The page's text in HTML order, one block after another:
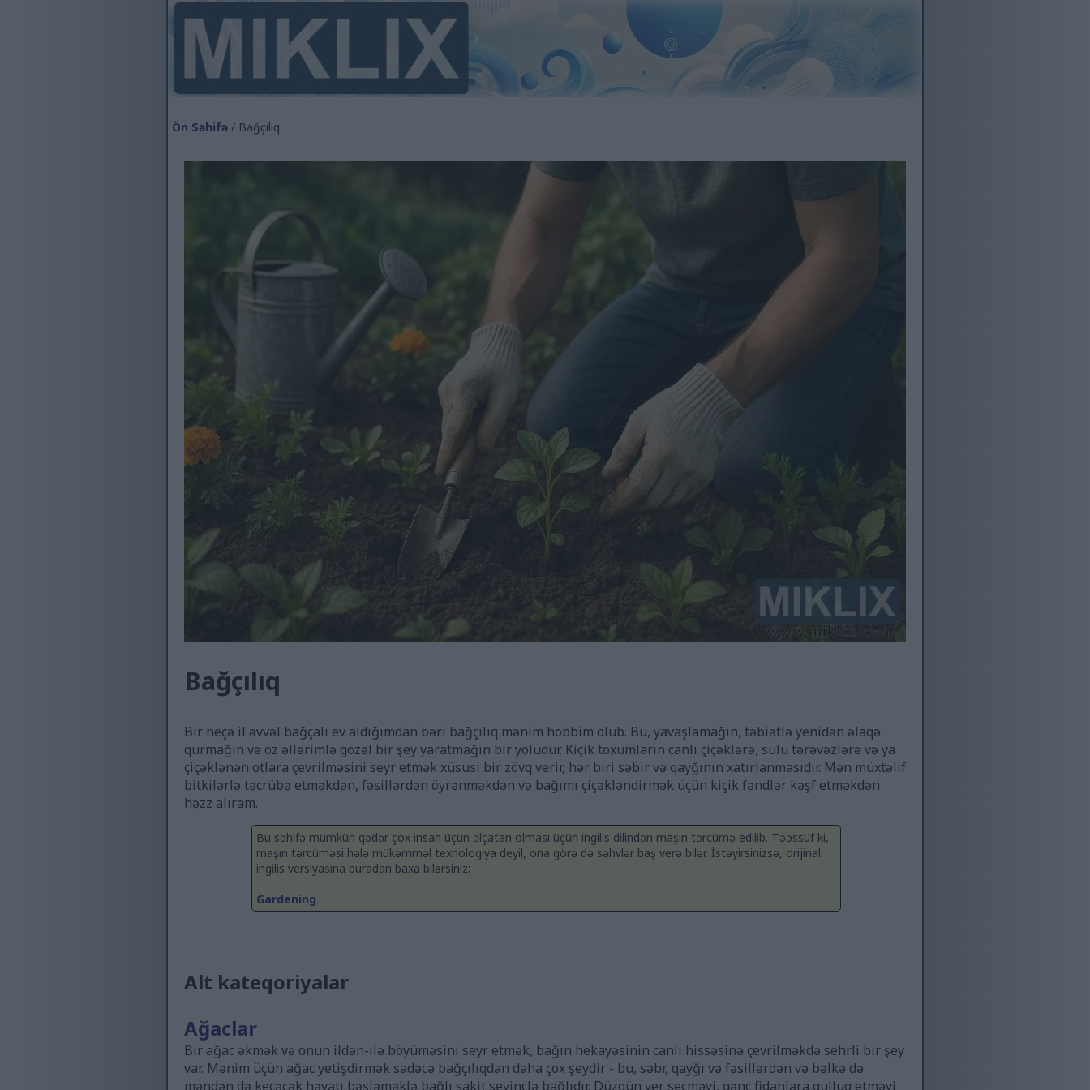
Ön Səhifə / Bağçılıq
Bağçılıq
Bir neçə il əvvəl bağçalı ev aldığımdan bəri bağçılıq mənim hobbim olub. Bu, yavaşlamağın, təbiətlə yenidən əlaqə
qurmağın və öz əllərimlə gözəl bir şey yaratmağın bir yoludur. Kiçik toxumların canlı çiçəklərə, sulu tərəvəzlərə və ya
çiçəklənən otlara çevrilməsini seyr etmək xüsusi bir zövq verir, hər biri səbir və qayğının xatırlanmasıdır. Mən müxtəlif
bitkilərlə təcrübə etməkdən, fəsillərdən öyrənməkdən və bağımı çiçəkləndirmək üçün kiçik fəndlər kəşf etməkdən
həzz alıram.
Bu səhifə mümkün qədər çox insan üçün əlçatan olması üçün ingilis dilindən maşın tərcümə edilib. Təəssüf ki,
maşın tərcüməsi hələ mükəmməl texnologiya deyil, ona görə də səhvlər baş verə bilər. İstəyirsinizsə, orijinal
ingilis versiyasına buradan baxa bilərsiniz:
Gardening
Alt kateqoriyalar
Ağaclar
Bir ağac əkmək və onun ildən-ilə böyüməsini seyr etmək, bağın hekayəsinin canlı hissəsinə çevrilməkdə sehrli bir şey
var. Mənim üçün ağac yetişdirmək sadəcə bağçılıqdan daha çox şeydir - bu, səbr, qayğı və fəsillərdən və bəlkə də
məndən də keçəcək həyatı bəsləməklə bağlı sakit sevinclə bağlıdır. Düzgün yer seçməyi, gənc fidanlara qulluq etməyi